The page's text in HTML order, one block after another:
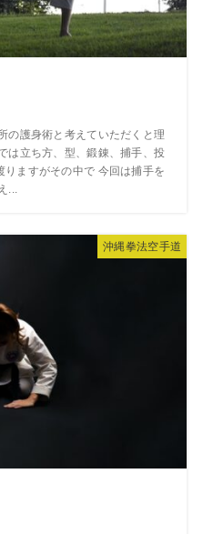
の護身術と考えていただくと理
は立ち方、型、鍛錬、捕手、投
ますがその中で 今回は捕手を
...
沖縄拳法空手道